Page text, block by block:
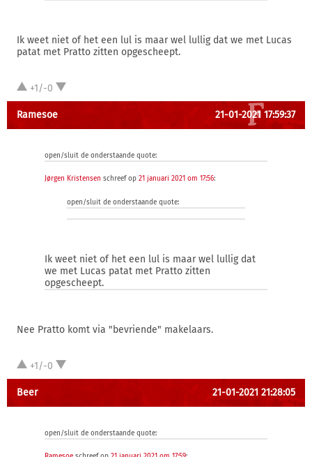
Ik weet niet of het een lul is maar wel lullig dat we met Lucas
patat met Pratto zitten opgescheept.
+1/-0
Ramesoe 21-01-2021 17:59:37
open/sluit de onderstaande quote:
Jørgen Kristensen schreef op 21 januari 2021 om 17:56:
open/sluit de onderstaande quote:
Ik weet niet of het een lul is maar wel lullig dat
we met Lucas patat met Pratto zitten
opgescheept.
Nee Pratto komt via "bevriende" makelaars.
+1/-0
Beer 21-01-2021 21:28:05
open/sluit de onderstaande quote: